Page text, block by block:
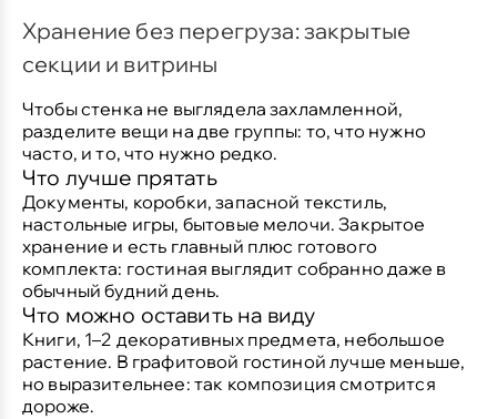
Хранение без перегруза: закрытые
секции и витрины
Чтобы стенка не выглядела захламленной,
разделите вещи на две группы: то, что нужно
часто, и то, что нужно редко.
Что лучше прятать
Документы, коробки, запасной текстиль,
настольные игры, бытовые мелочи. Закрытое
хранение и есть главный плюс готового
комплекта: гостиная выглядит собранно даже в
обычный будний день.
Что можно оставить на виду
Книги, 1–2 декоративных предмета, небольшое
растение. В графитовой гостиной лучше меньше,
но выразительнее: так композиция смотрится
дороже.